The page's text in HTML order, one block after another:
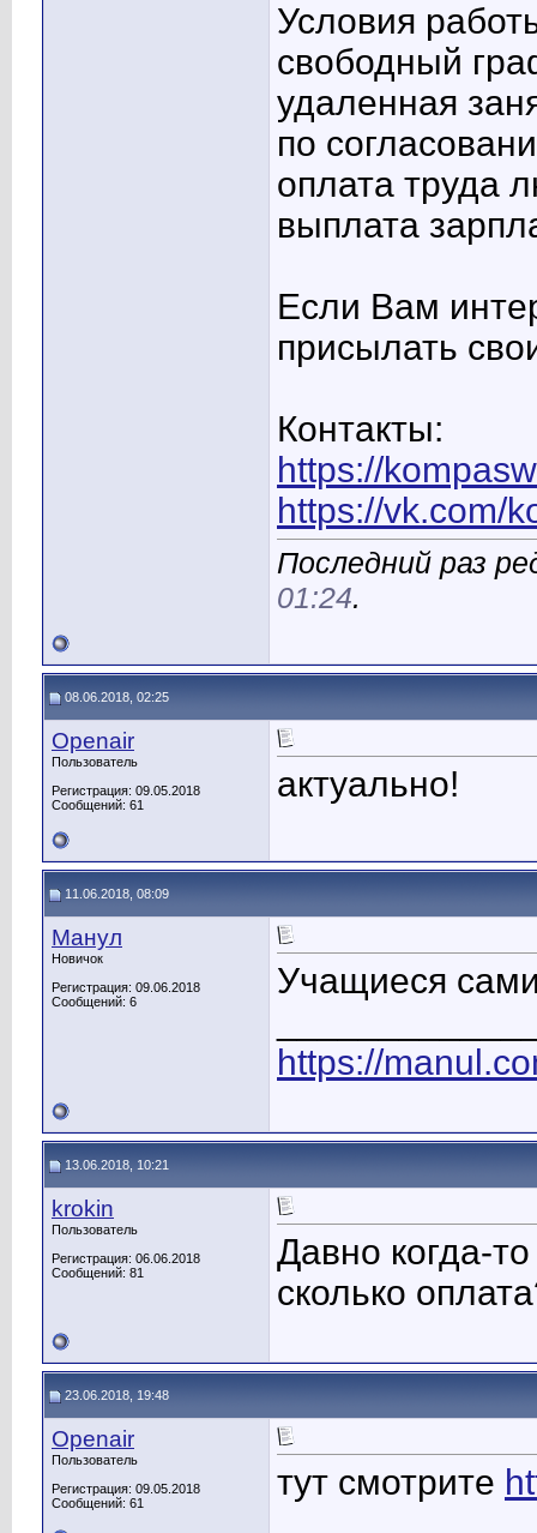
Условия
свободный
удаленная
по
оплата труда
выплата
Если Вам
присылать
Контакты:
https://
https://vk.com/
Последний раз
01:24.
08.06.2018, 02:25
Openair
Пользователь
Регистрация: 09.05.2018
Сообщений: 61
актуально!
11.06.2018, 08:09
Манул
Новичок
Регистрация: 09.06.2018
Сообщений: 6
Учащиеся
https://
13.06.2018, 10:21
krokin
Пользователь
Регистрация: 06.06.2018
Сообщений: 81
Давно когда-
сколько
23.06.2018, 19:48
Openair
Пользователь
Регистрация: 09.05.2018
Сообщений: 61
тут смотрите